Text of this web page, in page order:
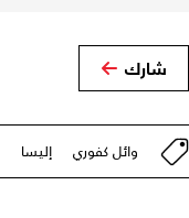
شارك
وائل كفوري إليسا